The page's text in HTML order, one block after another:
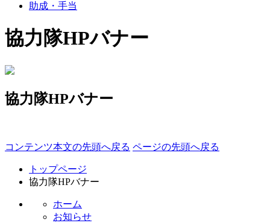
助成・手当
協力隊HPバナー
協力隊HPバナー
コンテンツ本文の先頭へ戻る ページの先頭へ戻る
トップページ
協力隊HPバナー
ホーム
お知らせ